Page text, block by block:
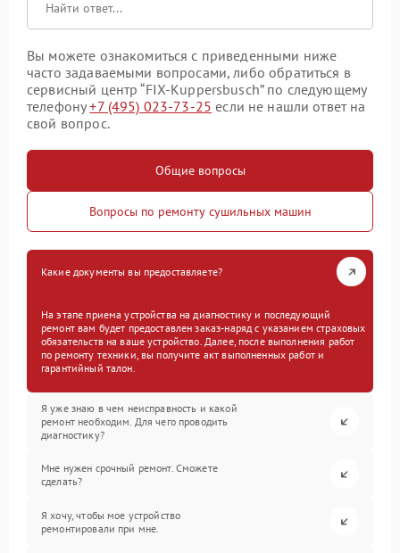
Вы можете ознакомиться с приведенными ниже
часто задаваемыми вопросами, либо обратиться в
сервисный центр “FIX-Kuppersbusch” по следующему
телефону+7 (495) 023-73-25 если не нашли ответ на
свой вопрос.
Общие вопросы
Вопросы по ремонту сушильных машин
Какие документы вы предоставляете?
На этапе приема устройства на диагностику и последующий
ремонт вам будет предоставлен заказ-наряд с указанием страховых
обязательств на ваше устройство. Далее, после выполнения работ
по ремонту техники, вы получите акт выполненных работ и
гарантийный талон.
Я уже знаю в чем неисправность и какой
ремонт необходим. Для чего проводить
диагностику?
Мне нужен срочный ремонт. Сможете
сделать?
Я хочу, чтобы мое устройство
ремонтировали при мне.